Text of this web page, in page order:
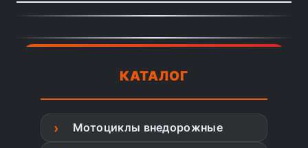
КАТАЛОГ
Мотоциклы внедорожные